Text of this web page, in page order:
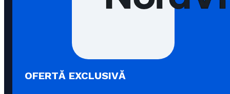
OFERTĂ EXCLUSIVĂ